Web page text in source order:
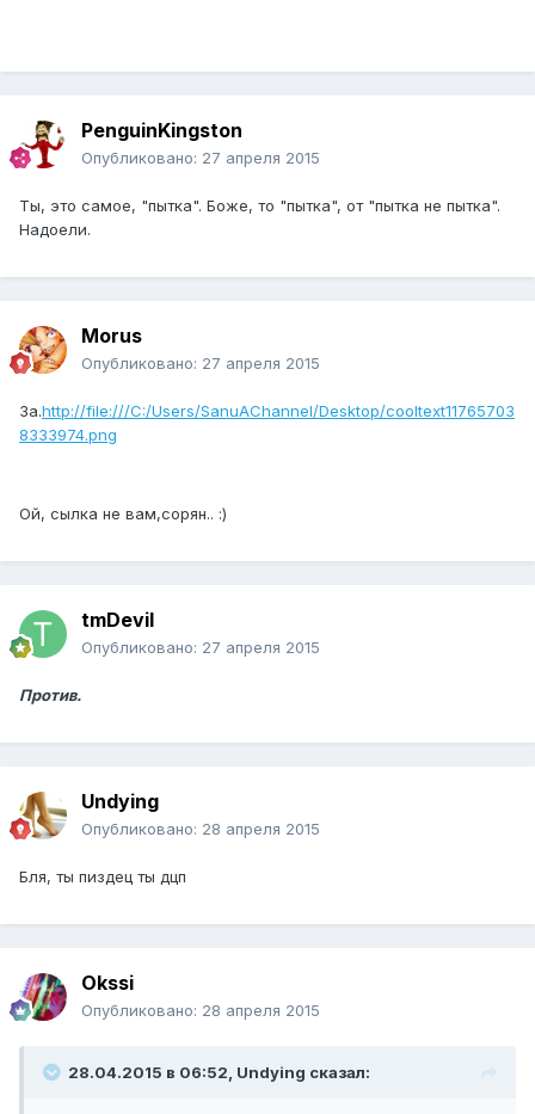
PenguinKingston
Опубликовано: 27 апреля 2015
Ты, это самое, "пытка". Боже, то "пытка", от "пытка не пытка".
Надоели.
Morus
Опубликовано: 27 апреля 2015
За.http://file:///C:/Users/SanuAChannel/Desktop/cooltext11765703
8333974.png
Ой, сылка не вам,сорян.. :)
tmDevil
Опубликовано: 27 апреля 2015
Против.
Undying
Опубликовано: 28 апреля 2015
Бля, ты пиздец ты дцп
Okssi
Опубликовано: 28 апреля 2015
28.04.2015 в 06:52, Undying сказал: